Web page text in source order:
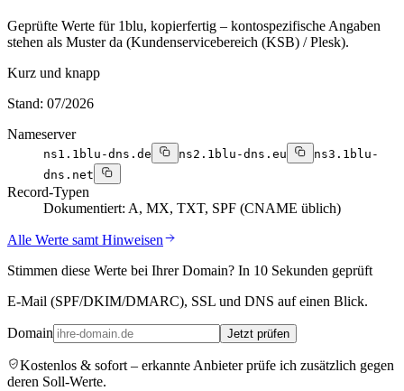
Geprüfte Werte für 1blu, kopierfertig – kontospezifische Angaben
stehen als Muster da (Kundenservicebereich (KSB) / Plesk).
Kurz und knapp
Stand: 07/2026
Nameserver
ns1.1blu-dns.de ns2.1blu-dns.eu
ns3.1blu-
dns.net
Record-Typen
Dokumentiert: A, MX, TXT, SPF (CNAME üblich)
Alle Werte samt Hinweisen
Stimmen diese Werte bei Ihrer Domain? In 10 Sekunden geprüft
E-Mail (SPF/DKIM/DMARC), SSL und DNS auf einen Blick.
Domain Jetzt prüfen
Kostenlos & sofort – erkannte Anbieter prüfe ich zusätzlich gegen
deren Soll-Werte.